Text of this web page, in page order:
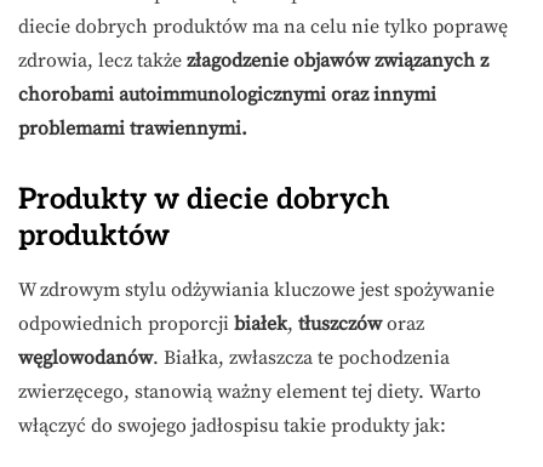
diecie dobrych produktów ma na celu nie tylko poprawę
zdrowia, lecz także złagodzenie objawów związanych z
chorobami autoimmunologicznymi oraz innymi
problemami trawiennymi.
Produkty w diecie dobrych
produktów
W zdrowym stylu odżywiania kluczowe jest spożywanie
odpowiednich proporcji białek, tłuszczóworaz
węglowodanów. Białka, zwłaszcza te pochodzenia
zwierzęcego, stanowią ważny element tej diety. Warto
włączyć do swojego jadłospisu takie produkty jak: